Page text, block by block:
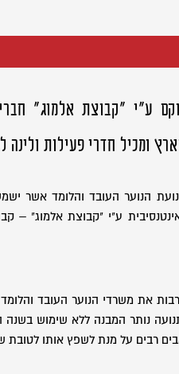
ע"י "קבוצת אלמוג"
חדרי פעילות ולינה לכ-25 בני
הנוער העובד והלומד אשר
ע"י "קבוצת אלמוג" –
את משרדי הנוער העובד
נותר המבנה ללא שימוש
רבים על מנת לשפץ אותו לטובת